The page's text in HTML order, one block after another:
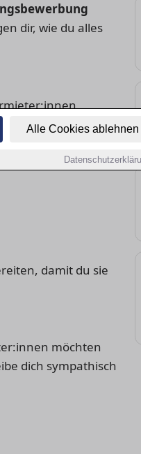
Alle Cookies ablehnen
dir, wie du alles
damit du sie
möchten
dich sympathisch